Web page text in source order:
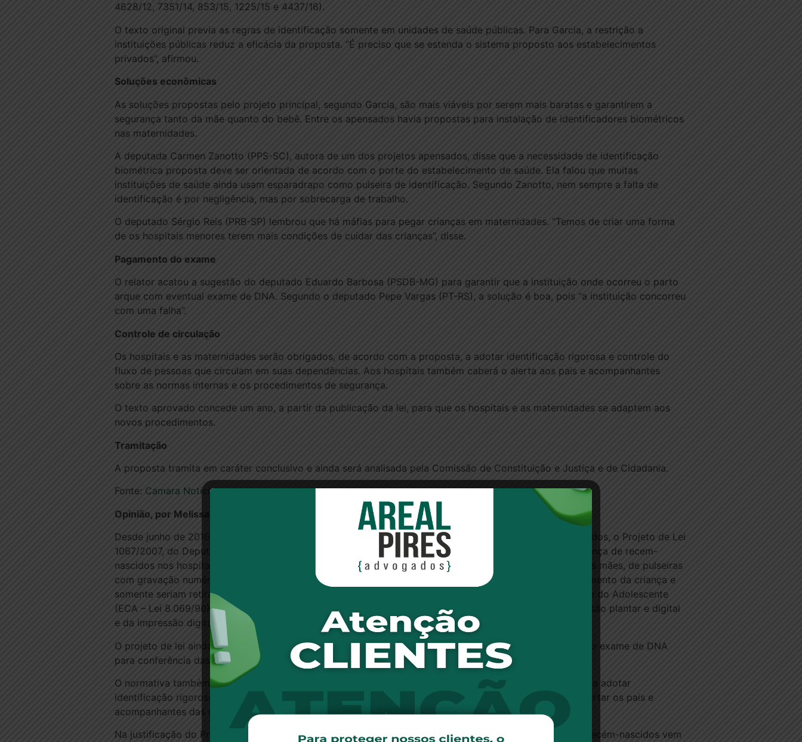
4628/12, 7351/14, 853/15, 1225/15 e 4437/16).
O texto original previa as regras de identificação somente em unidades de saúde públicas. Para Garcia, a restrição a
instituições públicas reduz a eficácia da proposta. “É preciso que se estenda o sistema proposto aos estabelecimentos
privados”, afirmou.
Soluções econômicas
As soluções propostas pelo projeto principal, segundo Garcia, são mais viáveis por serem mais baratas e garantirem a
segurança tanto da mãe quanto do bebê. Entre os apensados havia propostas para instalação de identificadores biométricos
nas maternidades.
A deputada Carmen Zanotto (PPS-SC), autora de um dos projetos apensados, disse que a necessidade de identificação
biométrica proposta deve ser orientada de acordo com o porte do estabelecimento de saúde. Ela falou que muitas
instituições de saúde ainda usam esparadrapo como pulseira de identificação. Segundo Zanotto, nem sempre a falta de
identificação é por negligência, mas por sobrecarga de trabalho.
O deputado Sérgio Reis (PRB-SP) lembrou que há máfias para pegar crianças em maternidades. “Temos de criar uma forma
de os hospitais menores terem mais condições de cuidar das crianças”, disse.
Pagamento do exame
O relator acatou a sugestão do deputado Eduardo Barbosa (PSDB-MG) para garantir que a instituição onde ocorreu o parto
arque com eventual exame de DNA. Segundo o deputado Pepe Vargas (PT-RS), a solução é boa, pois “a instituição concorreu
com uma falha”.
Controle de circulação
Os hospitais e as maternidades serão obrigados, de acordo com a proposta, a adotar identificação rigorosa e controle do
fluxo de pessoas que circulam em suas dependências. Aos hospitais também caberá o alerta aos pais e acompanhantes
sobre as normas internas e os procedimentos de segurança.
O texto aprovado concede um ano, a partir da publicação da lei, para que os hospitais e as maternidades se adaptem aos
novos procedimentos.
Tramitação
A proposta tramita em caráter conclusivo e ainda será analisada pela Comissão de Constituição e Justiça e de Cidadania.
Fonte: Camara Notícias
Opinião, por Melissa Areal Pires, advogada da Areal Pires Advogados
Desde junho de 2016 aguardando parecer da Comissão de Finanças e Tributação da Câmara dos Deputados, o Projeto de Lei
1067/2007, do Deputado Miguel Martini, estabelece procedimentos rigorosos para identificação e segurança de recem-
nascidos nos hospitais e nas maternidades públicas, tais como a obrigação de utilização, nos bebês e nas mães, de pulseiras
com gravação numérica inviolável, larada e indelével, que seriam colocadas imediatamente após o nascimento da criança e
somente seriam retiradas após a saída da mãe e do filho do hospital. Atualmente, o Estatuto da Criança e do Adolescente
(ECA – Lei 8.069/90) apenas exige a identificação do recém-nascido por meio de registro de sua impressão plantar e digital
e da impressão digital da mãe.
O projeto de lei ainda determina que, em havendo falhas no sistema de identificação, deverá ser realizado exame de DNA
para conferência das informações necessárias à segurança da identificação.
O normativa também estabelece que as instituições de saúde mencionadas no art. 1o ficariam obrigadas a adotar
identificação rigorosa e controle do fluxo de pessoas que adentram no estabelecimento, bem como a alertar os pais e
acompanhantes das normas internas e procedimentos de segurança.
Na justificação do Projeto, o Deputado Miguel Martini informa que o número de trocas e subtrações de recém-nascidos vem